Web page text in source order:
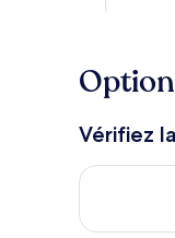
Vérifiez
Vérifier la